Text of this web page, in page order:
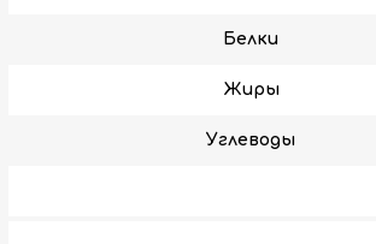
Белки
Жиры
Углеводы